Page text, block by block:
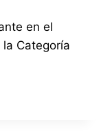
en el
Categoría